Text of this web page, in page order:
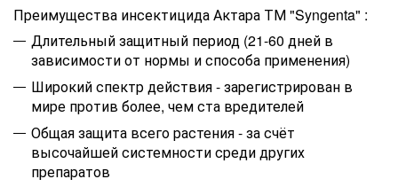
Преимущества инсектицида Актара ТМ "Syngenta" :
Длительный защитный период (21-60 дней в
зависимости от нормы и способа применения)
Широкий спектр действия - зарегистрирован в
мире против более, чем ста вредителей
Общая защита всего растения - за счёт
высочайшей системности среди других
препаратов